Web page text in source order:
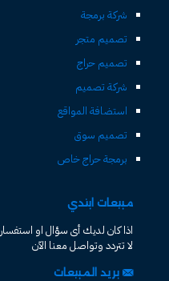
شركة برمجة
تصميم متجر
تصميم حراج
شركة تصميم
استضافة المواقع
تصميم سوق
برمجة حراج خاص
مبيعات ابتدي
اذا كان لديك أى سؤال او استفسار
لا تتردد وتواصل معنا الآن
بريد المبيعات